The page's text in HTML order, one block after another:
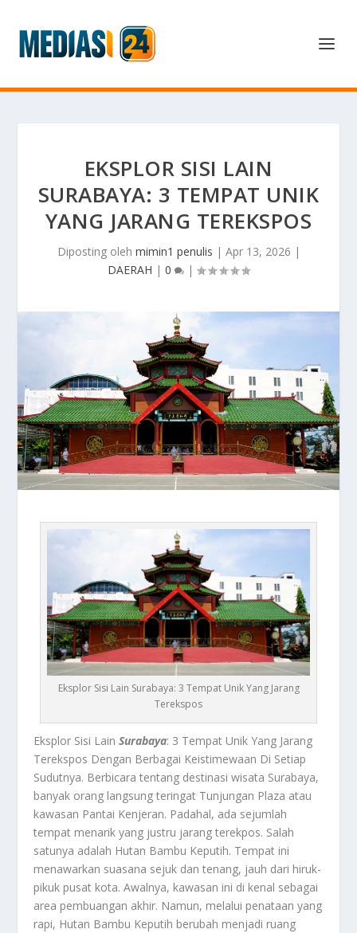
EKSPLOR SISI LAIN
SURABAYA: 3 TEMPAT UNIK
YANG JARANG TEREKSPOS
Diposting oleh mimin1 penulis | Apr 13, 2026 |
DAERAH | 0 |
Eksplor Sisi Lain Surabaya: 3 Tempat Unik Yang Jarang
Terekspos
Eksplor Sisi LainSurabaya: 3 Tempat Unik Yang Jarang
Terekspos Dengan Berbagai Keistimewaan Di Setiap
Sudutnya. Berbicara tentang destinasi wisata Surabaya,
banyak orang langsung teringat Tunjungan Plaza atau
kawasan Pantai Kenjeran. Padahal, ada sejumlah
tempat menarik yang justru jarang terekpos. Salah
satunya adalah Hutan Bambu Keputih. Tempat ini
menawarkan suasana sejuk dan tenang, jauh dari hiruk-
pikuk pusat kota. Awalnya, kawasan ini di kenal sebagai
area pembuangan akhir. Namun, melalui penataan yang
rapi, Hutan Bambu Keputih berubah menjadi ruang